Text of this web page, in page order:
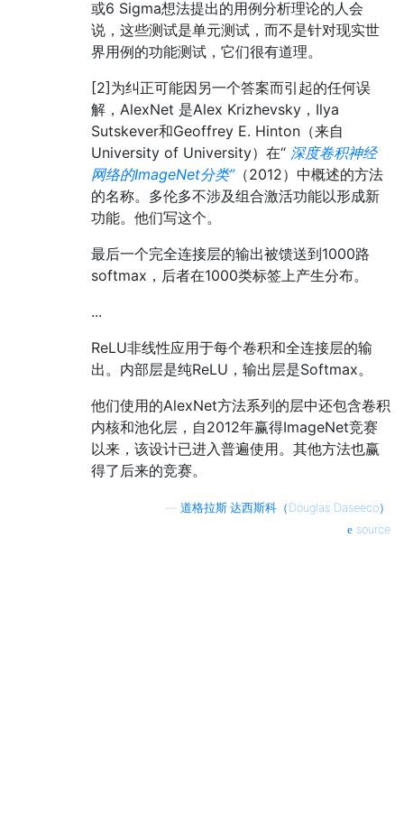
或6 Sigma想法提出的用例分析理论的人会
说，这些测试是单元测试，而不是针对现实世
界用例的功能测试，它们很有道理。
[2]为纠正可能因另一个答案而引起的任何误
解，AlexNet 是Alex Krizhevsky，Ilya
Sutskever和Geoffrey E. Hinton（来自
University of University）在“ 深度卷积神经
网络的ImageNet分类”（2012）中概述的方法
的名称。多伦多不涉及组合激活功能以形成新
功能。他们写这个。
最后一个完全连接层的输出被馈送到1000路
softmax，后者在1000类标签上产生分布。
...
ReLU非线性应用于每个卷积和全连接层的输
出。内部层是纯ReLU，输出层是Softmax。
他们使用的AlexNet方法系列的层中还包含卷积
内核和池化层，自2012年赢得ImageNet竞赛
以来，该设计已进入普遍使用。其他方法也赢
得了后来的竞赛。
道格拉斯·达西斯科（Douglas Daseeco）
source